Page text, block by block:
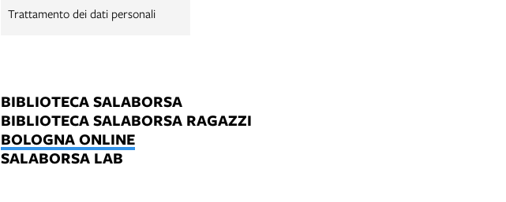
Trattamento dei dati personali
BIBLIOTECA SALABORSA
BIBLIOTECA SALABORSA RAGAZZI
BOLOGNA ONLINE
SALABORSA LAB